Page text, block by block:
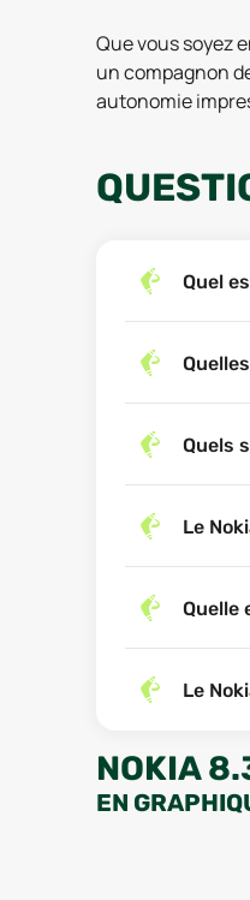
Que vous soyez
un compagnon
autonomie
Quel
Quels
Le
Quelle
Le
NOKIA
EN